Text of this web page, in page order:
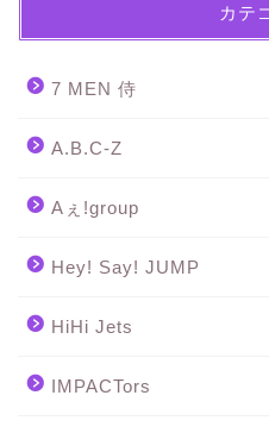
カテ
7 MEN 侍
A.B.C-Z
Aぇ!group
Hey! Say! JUMP
HiHi Jets
IMPACTors